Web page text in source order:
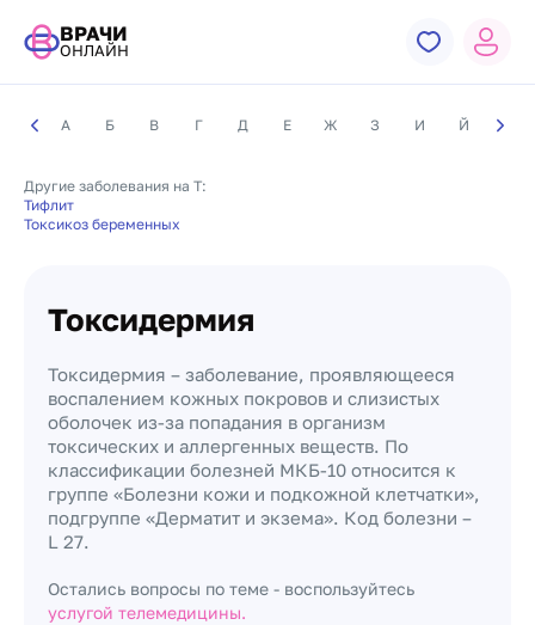
ВРАЧИ
ОНЛАЙН
А Б В Г Д Е Ж З И Й К
Другие заболевания на Т:
Тифлит
Токсикоз беременных
Токсидермия
Токсидермия – заболевание, проявляющееся
воспалением кожных покровов и слизистых
оболочек из-за попадания в организм
токсических и аллергенных веществ. По
классификации болезней МКБ-10 относится к
группе «Болезни кожи и подкожной клетчатки»,
подгруппе «Дерматит и экзема». Код болезни –
L 27.
Остались вопросы по теме - воспользуйтесь
услугой телемедицины.